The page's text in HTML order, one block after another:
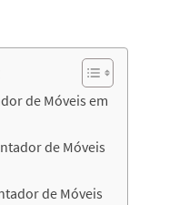
de Móveis em
de Móveis
de Móveis